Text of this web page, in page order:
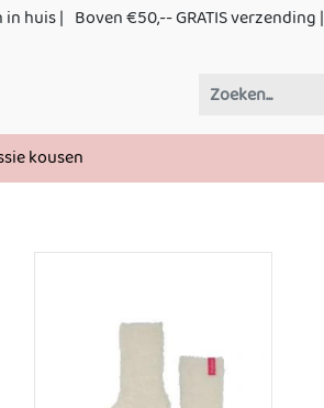
in huis | Boven €50,-- GRATIS verzending |
kousen